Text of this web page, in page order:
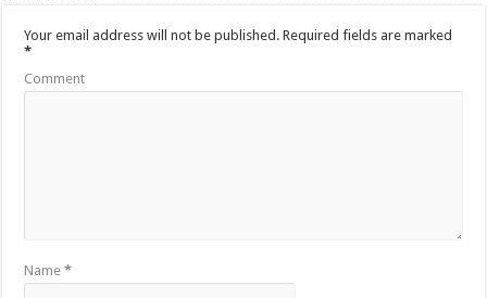
Your email address will not be published. Required fields are marked
*
Comment
Name*